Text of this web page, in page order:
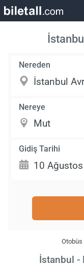
Nereden
Nereye
Gidiş Tarihi
Otobüs
İstanbul -